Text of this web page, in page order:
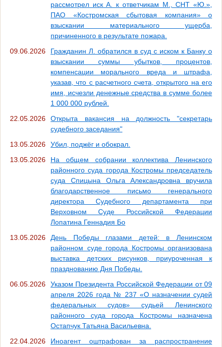
рассмотрел иск А. к ответчикам М., СНТ «Ю.»,
ПАО «Костромская сбытовая компания» о
взыскании материального ущерба,
причиненного в результате пожара.
09.06.2026
Гражданин Л. обратился в суд с иском к Банку о
взыскании суммы убытков, процентов,
компенсации морального вреда и штрафа,
указав, что с расчетного счета, открытого на его
имя, исчезли денежные средства в сумме более
1 000 000 рублей.
22.05.2026
Открыта вакансия на должность "секретарь
судебного заседания"
13.05.2026
Убил, поджёг и обокрал.
13.05.2026
На общем собрании коллектива Ленинского
районного суда города Костромы председатель
суда Спицына Ольга Александровна вручила
благодарственное письмо генерального
директора Судебного департамента при
Верховном Суде Российской Федерации
Лопатина Геннадия Бо
13.05.2026
День Победы глазами детей: в Ленинском
районном суде города Костромы организована
выставка детских рисунков, приуроченная к
празднованию Дня Победы.
06.05.2026
Указом Президента Российской Федерации от 09
апреля 2026 года № 237 «О назначении судей
федеральных судов» судьей Ленинского
районного суда города Костромы назначена
Остапчук Татьяна Васильевна.
22.04.2026
Иноагент оштрафован за распространение